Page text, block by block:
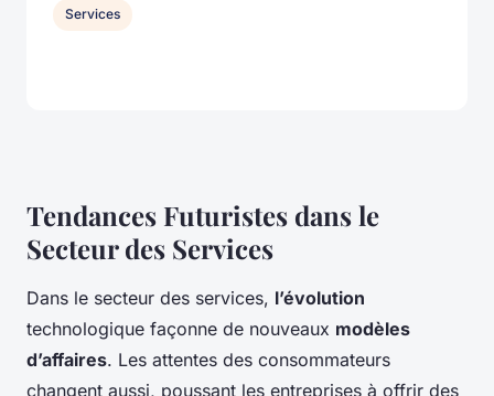
Tendances Futuristes dans le
Secteur des Services
Dans le secteur des services, l’évolution
technologique façonne de nouveaux modèles
d’affaires. Les attentes des consommateurs
changent aussi, poussant les entreprises à offrir des
Services